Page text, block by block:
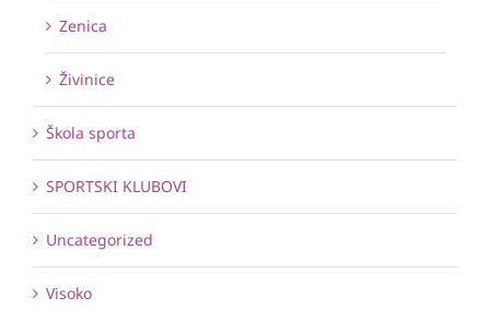
Zenica
Živinice
Škola sporta
SPORTSKI KLUBOVI
Uncategorized
Visoko